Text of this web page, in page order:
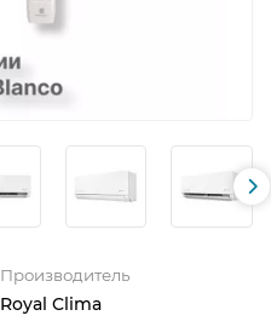
Производитель
Royal Clima